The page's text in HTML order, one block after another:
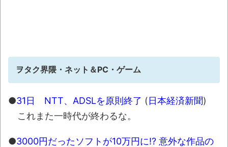
ヲタク界隈・ネット＆PC・ゲーム
●31日 NTT、ADSLを原則終了 (日本経済新聞)
これまた一時代が終わるな。
●3000円だったソフトが10万円に!? 意外な作品の